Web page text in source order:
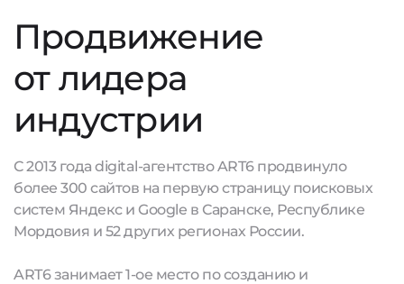
Продвижение
от лидера
индустрии
С 2013 года digital-агентство ART6 продвинуло
более 300 сайтов на первую страницу поисковых
систем Яндекс и Google в Саранске, Республике
Мордовия и 52 других регионах России.
ART6 занимает 1-ое место по созданию и